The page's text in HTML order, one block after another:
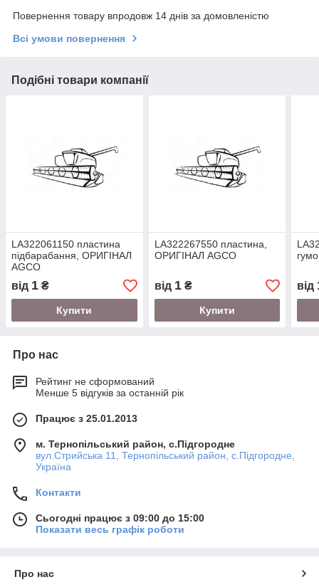
Повернення товару впродовж 14 днів за домовленістю
Всі умови повернення
Подібні товари компанії
LA322061150 пластина
підбарабання, ОРИГІНАЛ
AGCO
від 1 ₴
Купити
LA322267550 пластина,
ОРИГІНАЛ AGCO
від 1₴
Купити
від
Про нас
Рейтинг не сформований
Менше 5 відгуків за останній рік
Працює з 25.01.2013
м. Тернопільський район, с.Підгородне
вул.Стрийська 11, Тернопільський район, с.Підгородне,
Україна
Контакти
Сьогодні працює з 09:00 до 15:00
Показати весь графік роботи
Про нас